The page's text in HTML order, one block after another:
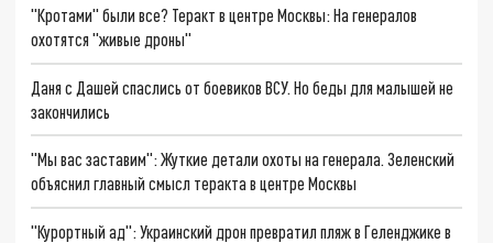
"Кротами" были все? Теракт в центре Москвы: На генералов
охотятся "живые дроны"
Даня с Дашей спаслись от боевиков ВСУ. Но беды для малышей не
закончились
"Мы вас заставим": Жуткие детали охоты на генерала. Зеленский
объяснил главный смысл теракта в центре Москвы
"Курортный ад": Украинский дрон превратил пляж в Геленджике в